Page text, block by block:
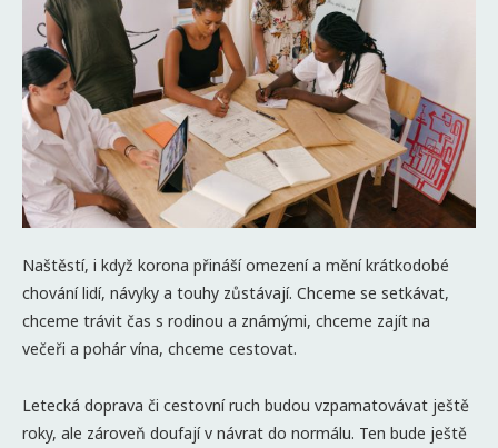
Naštěstí, i když korona přináší omezení a mění krátkodobé
chování lidí, návyky a touhy zůstávají. Chceme se setkávat,
chceme trávit čas s rodinou a známými, chceme zajít na
večeři a pohár vína, chceme cestovat.
Letecká doprava či cestovní ruch budou vzpamatovávat ještě
roky, ale zároveň doufají v návrat do normálu. Ten bude ještě